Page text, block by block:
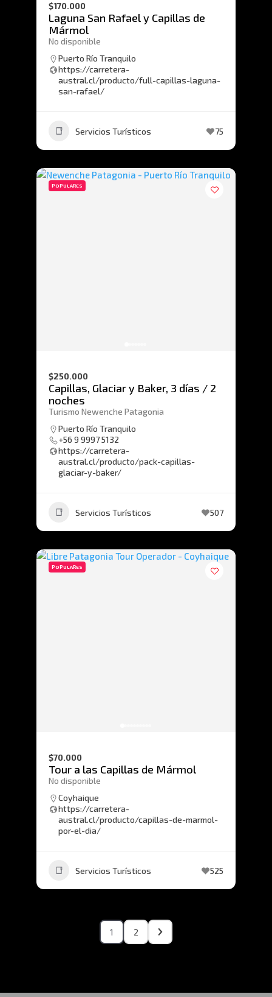
$170.000
Laguna San Rafael y Capillas de
Mármol
No disponible
Puerto Río Tranquilo
https://carretera-
austral.cl/producto/full-capillas-laguna-
san-rafael/
Servicios Turísticos 75
POPULARES
$250.000
Capillas, Glaciar y Baker, 3 días / 2
noches
Turismo Newenche Patagonia
Puerto Río Tranquilo
+56 9 9997 5132
https://carretera-
austral.cl/producto/pack-capillas-
glaciar-y-baker/
Servicios Turísticos 507
POPULARES
$70.000
Tour a las Capillas de Mármol
No disponible
Coyhaique
https://carretera-
austral.cl/producto/capillas-de-marmol-
por-el-dia/
Servicios Turísticos 525
1 2